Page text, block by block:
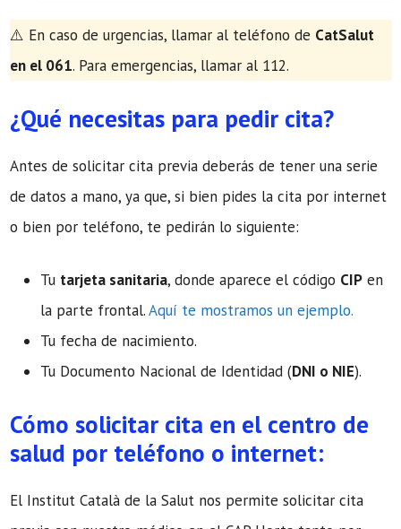
​⚠️ En caso de urgencias, llamar al teléfono de CatSalut
en el 061. Para emergencias, llamar al 112.
¿Qué necesitas para pedir cita?
Antes de solicitar cita previa deberás de tener una serie
de datos a mano, ya que, si bien pides la cita por internet
o bien por teléfono, te pedirán lo siguiente:
Tu tarjeta sanitaria, donde aparece el código CIP en
la parte frontal.Aquí te mostramos un ejemplo.
Tu fecha de nacimiento.
Tu Documento Nacional de Identidad (DNI o NIE).
Cómo solicitar cita en el centro de
salud por teléfono o internet:
El Institut Català de la Salut nos permite solicitar cita